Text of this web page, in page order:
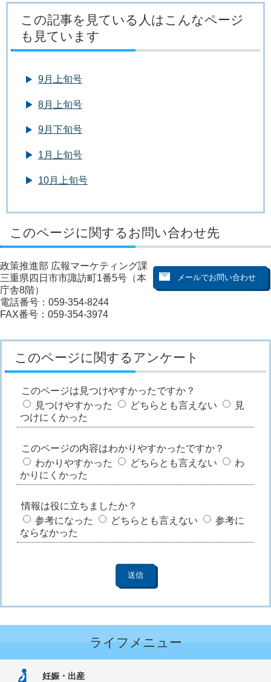
この記事を見ている人はこんなページ
も見ています
9月上旬号
8月上旬号
9月下旬号
1月上旬号
10月上旬号
このページに関するお問い合わせ先
政策推進部 広報マーケティング課
三重県四日市市諏訪町1番5号（本
庁舎8階）
電話番号：059-354-8244
FAX番号：059-354-3974
このページに関するアンケート
このページは見つけやすかったですか？
見つけやすかった
どちらとも言えない
見
つけにくかった
このページの内容はわかりやすかったですか？
わかりやすかった
どちらとも言えない
わ
かりにくかった
情報は役に立ちましたか？
参考になった
どちらとも言えない
参考に
ならなかった
ライフメニュー
妊娠・出産